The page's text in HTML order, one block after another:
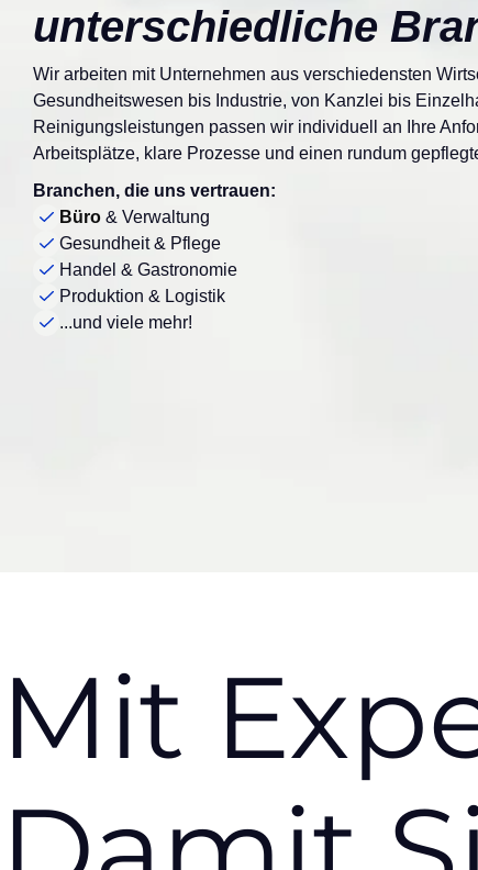
unterschiedliche
Wir arbeiten mit Unternehmen aus verschiedensten
Gesundheitswesen bis Industrie, von Kanzlei bis
Reinigungsleistungen passen wir individuell an Ihre
Arbeitsplätze, klare Prozesse und einen rundum
Branchen, die uns vertrauen:
Büro & Verwaltung
Gesundheit & Pflege
Handel & Gastronomie
Produktion & Logistik
...und viele mehr!
Mit